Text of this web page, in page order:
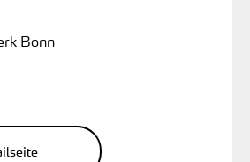
Bonn